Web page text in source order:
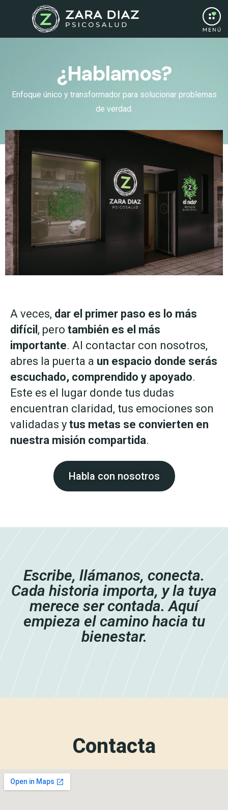
¿Hablamos?
Enfoque único y transformador para solucionar problemas
de verdad.
A veces, dar el primer paso es lo más
difícil , pero también es el más
importante. Al contactar con nosotros,
abres la puerta a un espacio donde serás
escuchado, comprendido y apoyado.
Este es el lugar donde tus dudas
encuentran claridad, tus emociones son
validadas y tus metas se convierten en
nuestra misión compartida.
Habla con nosotros
Escribe, llámanos, conecta.
Cada historia importa, y la tuya
merece ser contada. Aquí
empieza el camino hacia tu
bienestar.
Contacta